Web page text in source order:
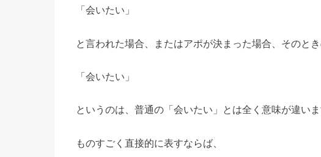
「会いたい」
と言われた場合、またはアポが決まった場合、そのと
「会いたい」
というのは、普通の「会いたい」とは全く意味が違いま
ものすごく直接的に表すならば、